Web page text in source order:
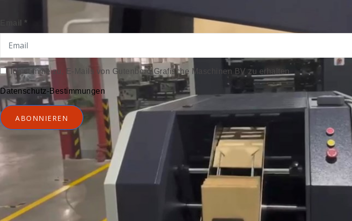
Email *
Ich stimme zu, E-Mails von Gutenberg Grafische Maschinen BV zu erhalten
Datenschutz-Bestimmungen
ABONNIEREN
Ⓒ 2025 PXC Digital | Gutenberg